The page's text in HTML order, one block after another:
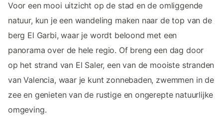
Voor een mooi uitzicht op de stad en de omliggende
natuur, kun je een wandeling maken naar de top van de
berg El Garbi, waar je wordt beloond met een
panorama over de hele regio. Of breng een dag door
op het strand van El Saler, een van de mooiste stranden
van Valencia, waar je kunt zonnebaden, zwemmen in de
zee en genieten van de rustige en ongerepte natuurlijke
omgeving.